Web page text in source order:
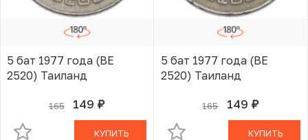
5 бат 1977 года (BE
2520) Таиланд
165 149 руб.
В КОРЗИНЕ
КУПИТЬ
5 бат 1977 года (BE
2520) Таиланд
165 149 руб.
В КОРЗИНЕ
КУПИТЬ